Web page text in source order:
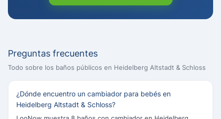
Preguntas frecuentes
Todo sobre los baños públicos en Heidelberg Altstadt & Schloss
¿Dónde encuentro un cambiador para bebés en
Heidelberg Altstadt & Schloss?